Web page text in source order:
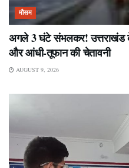
मौसम
अगले 3 घंटे संभलकर! उत्तराखंड
और आंधी-तूफान की चेतावनी
AUGUST 9, 2026